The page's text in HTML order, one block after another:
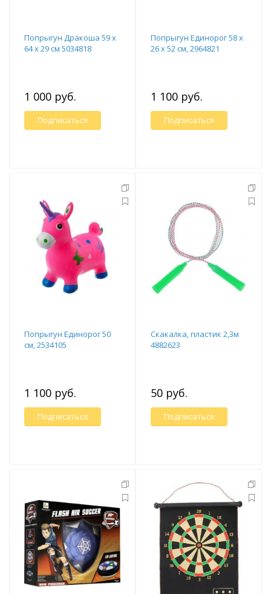
Попрыгун Дракоша 59 х
64 х 29 см 5034818
1 000 руб.
Подписаться
Попрыгун Единорог 58 х
26 х 52 см, 2964821
1 100 руб.
Подписаться
Попрыгун Единорог 50
см, 2534105
1 100 руб.
Подписаться
Скакалка, пластик 2,3м
4882623
50 руб.
Подписаться